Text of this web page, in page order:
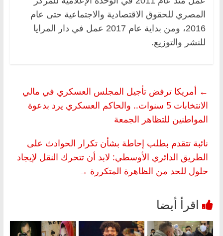
المصري للحقوق الاقتصادية والاجتماعية حتى عام
2016، ومن بداية عام 2017 عمل في دار المرايا
للنشر والتوزيع.
← أمريكا ترفض تأجيل المجلس العسكري في مالي
الانتخابات 5 سنوات.. والحاكم العسكري يرد بدعوة
المواطنين للتظاهر الجمعة
نائبة تتقدم بطلب إحاطة بشأن تكرار الحوادث على
الطريق الدائري الأوسطي: لابد أن تتحرك النقل لإيجاد
حلول للحد من الظاهرة المتكررة →